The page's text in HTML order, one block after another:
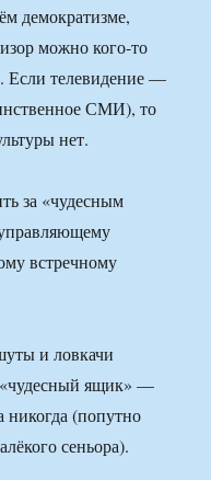
демократизме,
можно кого-то
Если телевидение —
СМИ), то
нет.
за «чудесным
встречному
и ловкачи
ящик» —
никогда (попутно
сеньора).